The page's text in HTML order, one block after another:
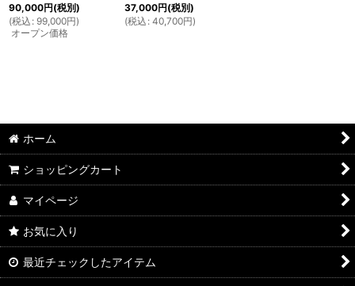
90,000円(税別)
(税込 : 99,000円)
オープン価格
37,000円(税別)
(税込 : 40,700円)
ホーム
ショッピングカート
マイページ
お気に入り
最近チェックしたアイテム